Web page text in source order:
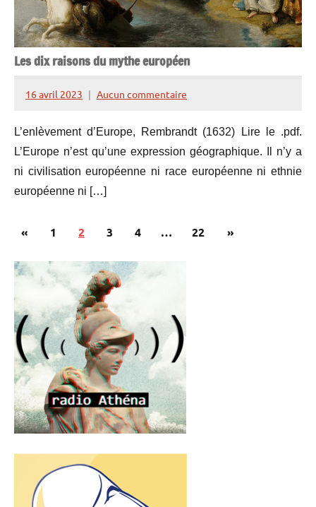
Les dix raisons du mythe européen
16 avril 2023
Henry
Lesquen
Aucun commentaire
L’enlèvement d’Europe, Rembrandt (1632) Lire le .pdf.
L’Europe n’est qu’une expression géographique. Il n’y a
ni civilisation européenne ni race européenne ni ethnie
européenne ni […]
Pagination
publications
«Publications
1 2 3 4 … 22
Articles
»